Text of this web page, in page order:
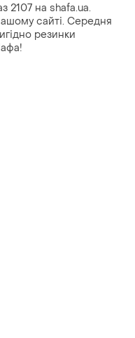
2107 на shafa.ua.
сайті. Середня
резинки